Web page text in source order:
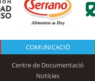
COMUNICACIÓ
Centre de Documentació
Notícies